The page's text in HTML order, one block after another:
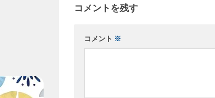
コメントを残す
コメント ※